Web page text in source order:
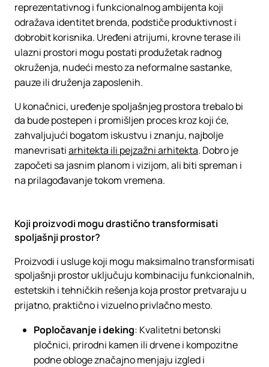
reprezentativnog i funkcionalnog ambijenta koji
odražava identitet brenda, podstiče produktivnost i
dobrobit korisnika. Uređeni atrijumi, krovne terase ili
ulazni prostori mogu postati produžetak radnog
okruženja, nudeći mesto za neformalne sastanke,
pauze ili druženja zaposlenih.
U konačnici, uređenje spoljašnjeg prostora trebalo bi
da bude postepen i promišljen proces kroz koji će,
zahvaljujući bogatom iskustvu i znanju, najbolje
manevrisatiarhitekta ili pejzažni arhitekta. Dobro je
započeti sa jasnim planom i vizijom, ali biti spreman i
na prilagođavanje tokom vremena.
Koji proizvodi mogu drastično transformisati
spoljašnji prostor?
Proizvodi i usluge koji mogu maksimalno transformisati
spoljašnji prostor uključuju kombinaciju funkcionalnih,
estetskih i tehničkih rešenja koja prostor pretvaraju u
prijatno, praktično i vizuelno privlačno mesto.
Popločavanje i deking: Kvalitetni betonski
pločnici, prirodni kamen ili drvene i kompozitne
podne obloge značajno menjaju izgled i